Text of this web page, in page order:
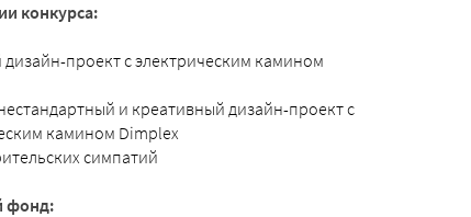
конкурса:
дизайн-проект с электрическим камином
и креативный дизайн-проект с
камином Dimplex
симпатий
фонд: